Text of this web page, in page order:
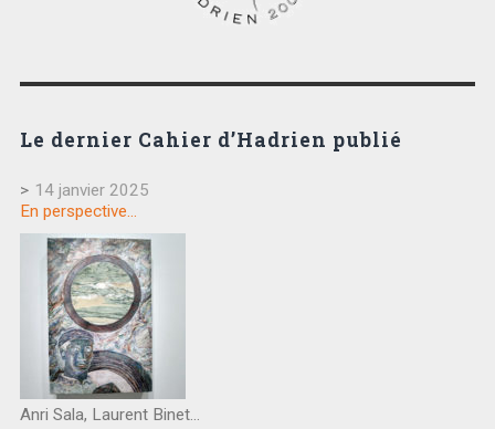
Le dernier Cahier d’Hadrien publié
> 14 janvier 2025
En perspective…
Anri Sala, Laurent Binet…